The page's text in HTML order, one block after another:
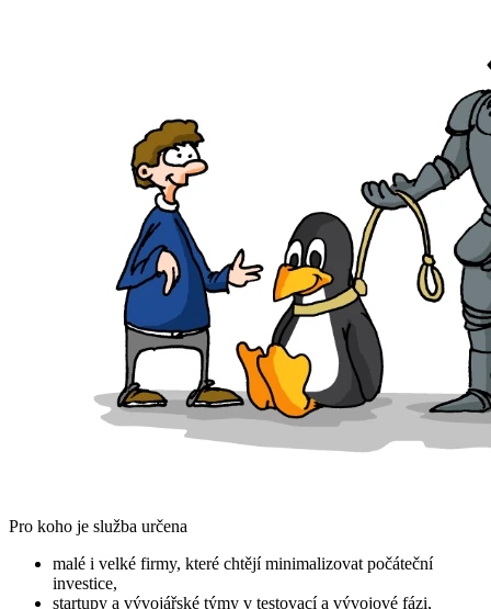
Pro koho je služba určena
malé i velké firmy, které chtějí minimalizovat počáteční
investice,
startupy a vývojářské týmy v testovací a vývojové fázi,